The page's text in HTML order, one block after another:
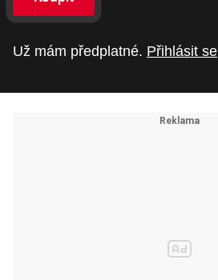
Už mám předplatné. Přihlásit se